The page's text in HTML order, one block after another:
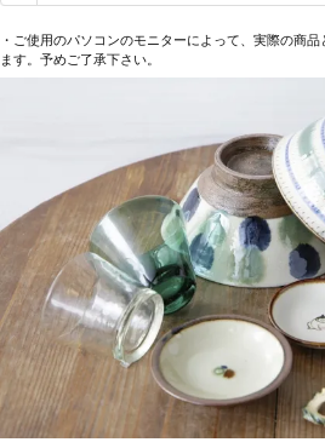
・ご使用のパソコンのモニターによって、実際の商
ます。予めご了承下さい。